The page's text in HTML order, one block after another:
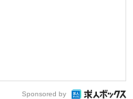
Sponsored by